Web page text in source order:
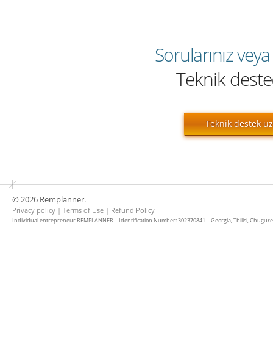
Sorularınız
Teknik
Teknik destek
© 2026 Remplanner.
Privacy policy | Terms of Use | Refund Policy
Individual entrepreneur REMPLANNER | Identification Number: 302370841 | Georgia, Tbilisi,